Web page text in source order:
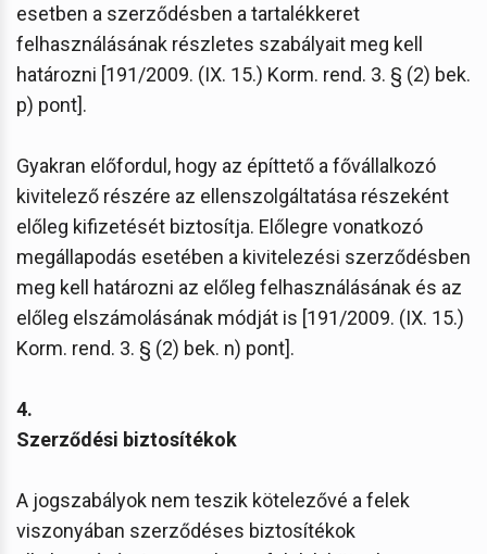
esetben a szerződésben a tartalékkeret
felhasználásának részletes szabályait meg kell
határozni [191/2009. (IX. 15.) Korm. rend. 3. § (2) bek.
p) pont].
Gyakran előfordul, hogy az építtető a fővállalkozó
kivitelező részére az ellenszolgáltatása részeként
előleg kifizetését biztosítja. Előlegre vonatkozó
megállapodás esetében a kivitelezési szerződésben
meg kell határozni az előleg felhasználásának és az
előleg elszámolásának módját is [191/2009. (IX. 15.)
Korm. rend. 3. § (2) bek. n) pont].
4.
Szerződési biztosítékok
A jogszabályok nem teszik kötelezővé a felek
viszonyában szerződéses biztosítékok